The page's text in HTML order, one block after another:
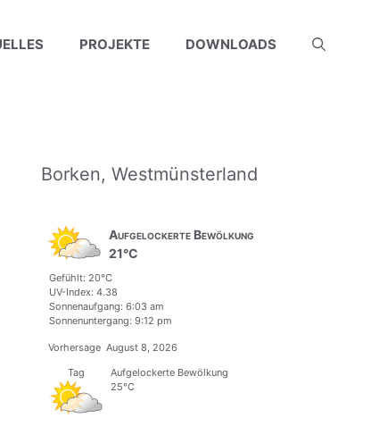
PROJEKTE DOWNLOADS
Borken, Westmünsterland
Aufgelockerte Bewölkung
21°C
Gefühlt: 20°C
UV-Index: 4.38
Sonnenaufgang: 6:03 am
Sonnenuntergang: 9:12 pm
Vorhersage August 8, 2026
Tag
Aufgelockerte Bewölkung
25°C